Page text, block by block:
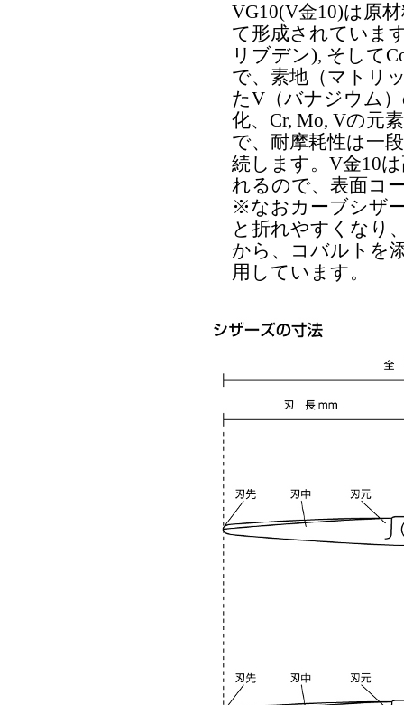
VG10(V金10)は原
て形成されていま
リブデン), そして
で、素地（マトリ
たV（バナジウム
化、Cr, Mo, Vの元
で、耐摩耗性は一
続します。V金10
れるので、表面コ
※なおカーブシザ
と折れやすくなり
から、コバルトを
用しています。